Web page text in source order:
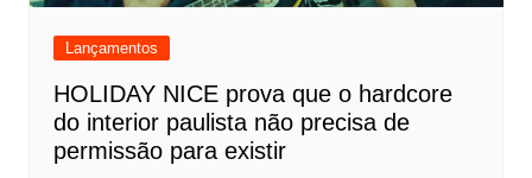
Lançamentos
HOLIDAY NICE prova que o hardcore
do interior paulista não precisa de
permissão para existir